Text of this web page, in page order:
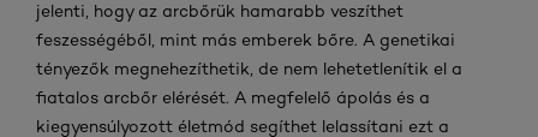
jelenti, hogy az arcbőrük hamarabb veszíthet
feszességéből, mint más emberek bőre. A genetikai
tényezők megnehezíthetik, de nem lehetetlenítik el a
fiatalos arcbőr elérését. A megfelelő ápolás és a
kiegyensúlyozott életmód segíthet lelassítani ezt a